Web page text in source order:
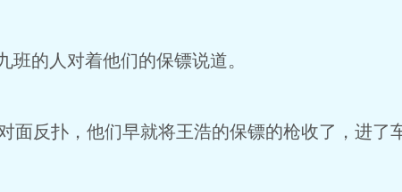
班的人对着他们的保镖说道。
面反扑，他们早就将王浩的保镖的枪收了，进了